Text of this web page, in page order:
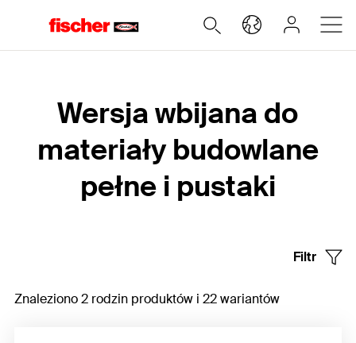
Wersja wbijana do
materiały budowlane
pełne i pustaki
Filtr
Znaleziono 2 rodzin produktów i 22 wariantów